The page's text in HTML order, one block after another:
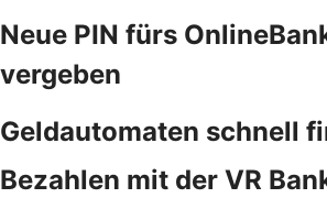
Neue PIN fürs
vergeben
Geldautomaten schnell
Bezahlen mit der VR